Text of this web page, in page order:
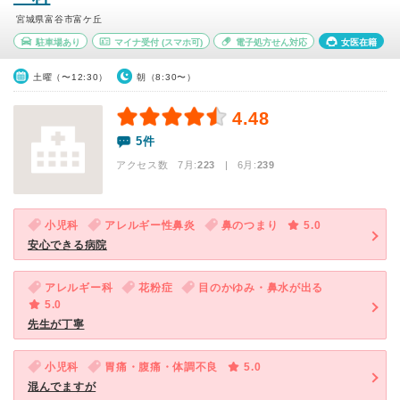
宮城県富谷市富ケ丘
駐車場あり マイナ受付(スマホ可) 電子処方せん対応 女医在籍
土曜（〜12:30） 朝（8:30〜）
4.48
5件
アクセス数 7月:223 | 6月:239
小児科 アレルギー性鼻炎 鼻のつまり
5.0
安心できる病院
アレルギー科 花粉症
目のかゆみ・鼻水が出る
5.0
先生が丁寧
小児科 胃痛・腹痛・体調不良
5.0
混んでますが